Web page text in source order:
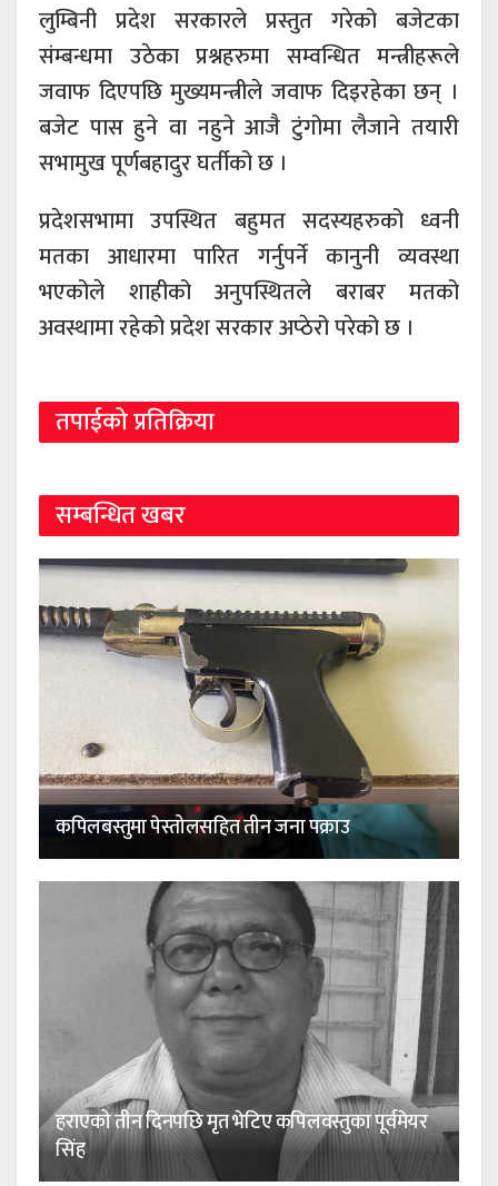
लुम्बिनी प्रदेश सरकारले प्रस्तुत गरेको बजेटका
संम्बन्धमा उठेका प्रश्नहरुमा सम्वन्धित मन्त्रीहरूले
जवाफ दिएपछि मुख्यमन्त्रीले जवाफ दिइरहेका छन् ।
बजेट पास हुने वा नहुने आजै टुंगोमा लैजाने तयारी
सभामुख पूर्णबहादुर घर्तीको छ ।
प्रदेशसभामा उपस्थित बहुमत सदस्यहरुको ध्वनी
मतका आधारमा पारित गर्नुपर्ने कानुनी व्यवस्था
भएकोले शाहीको अनुपस्थितले बराबर मतको
अवस्थामा रहेको प्रदेश सरकार अप्ठेरो परेको छ ।
तपाईको प्रतिक्रिया
सम्बन्धित खबर
कपिलबस्तुमा पेस्तोलसहित तीन जना पक्राउ
हराएको तीन दिनपछि मृत भेटिए कपिलवस्तुका पूर्वमेयर
सिंह